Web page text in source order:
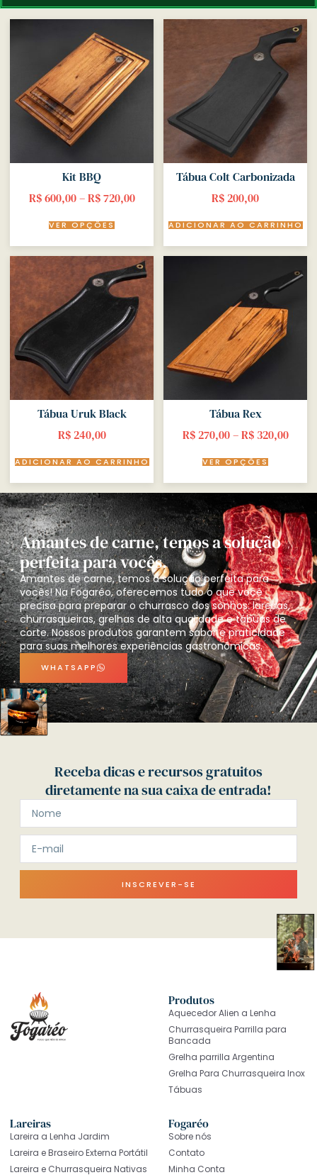
Kit BBQ
R$600,00 – R$720,00
VER OPÇÕES
Tábua Colt Carbonizada
R$200,00
ADICIONAR AO CARRINHO
Tábua Uruk Black
R$240,00
ADICIONAR AO CARRINHO
Tábua Rex
R$270,00 – R$320,00
VER OPÇÕES
Amantes de carne, temos a solução
perfeita para vocês.
Amantes de carne, temos a solução perfeita para
vocês! Na Fogaréo, oferecemos tudo o que você
precisa para preparar o churrasco dos sonhos: lareiras,
churrasqueiras, grelhas de alta qualidade e tábuas de
corte. Nossos produtos garantem sabor e praticidade
para suas melhores experiências gastronômicas.
WHATSAPP
Receba dicas e recursos gratuitos
diretamente na sua caixa de entrada!
INSCREVER-SE
Produtos
Aquecedor Alien a Lenha
Churrasqueira Parrilla para
Bancada
Grelha parrilla Argentina
Grelha Para Churrasqueira Inox
Tábuas
Lareiras
Lareira a Lenha Jardim
Lareira e Braseiro Externa Portátil
Lareira e Churrasqueira Nativas
Fogaréo
Sobre nós
Contato
Minha Conta